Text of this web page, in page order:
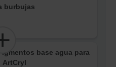
burbujas
base agua para
ArtCryl